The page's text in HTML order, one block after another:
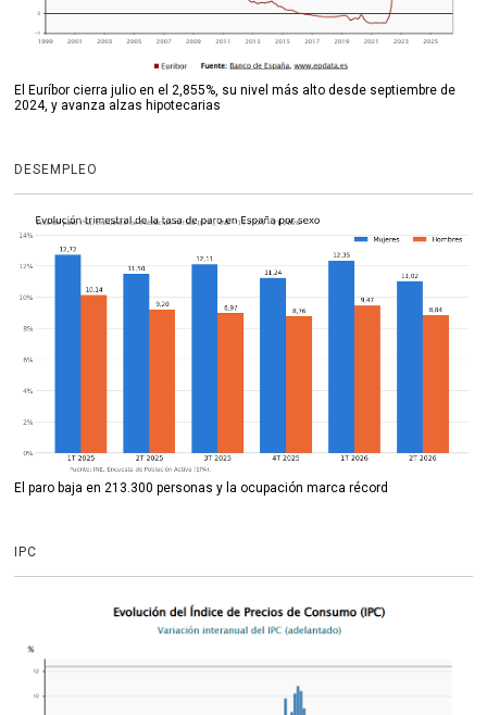
El Euríbor cierra julio en el 2,855%, su nivel más alto desde septiembre de
2024, y avanza alzas hipotecarias
DESEMPLEO
El paro baja en 213.300 personas y la ocupación marca récord
IPC